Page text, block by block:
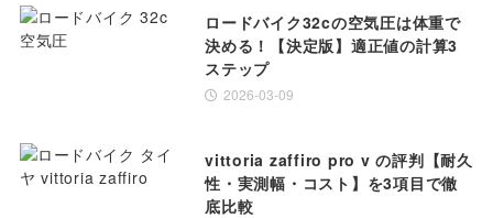
ロードバイク32cの空気圧は体重で
決める！【決定版】適正値の計算3
ステップ
2026-03-09
vittoria zaffiro pro v の評判【耐久
性・実測幅・コスト】を3項目で徹
底比較